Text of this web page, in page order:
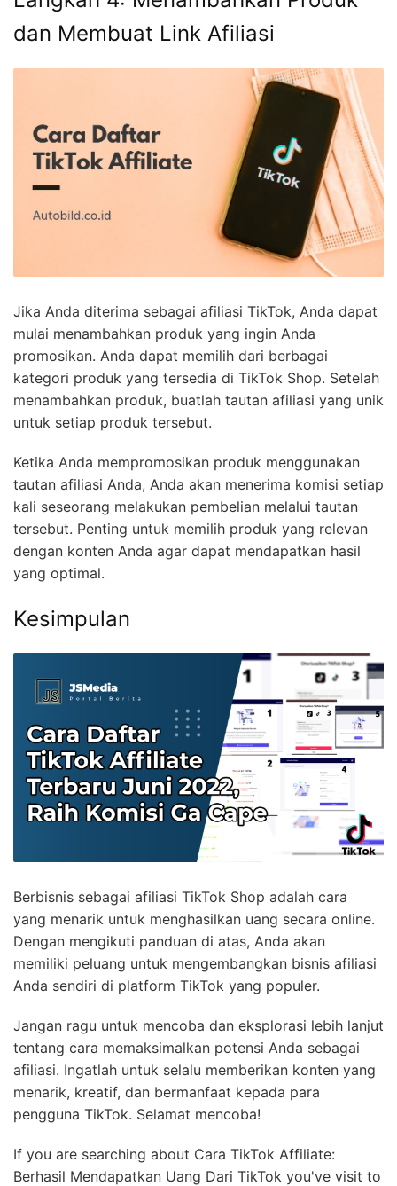
dan Membuat Link Afiliasi
Jika Anda diterima sebagai afiliasi TikTok, Anda dapat
mulai menambahkan produk yang ingin Anda
promosikan. Anda dapat memilih dari berbagai
kategori produk yang tersedia di TikTok Shop. Setelah
menambahkan produk, buatlah tautan afiliasi yang unik
untuk setiap produk tersebut.
Ketika Anda mempromosikan produk menggunakan
tautan afiliasi Anda, Anda akan menerima komisi setiap
kali seseorang melakukan pembelian melalui tautan
tersebut. Penting untuk memilih produk yang relevan
dengan konten Anda agar dapat mendapatkan hasil
yang optimal.
Kesimpulan
Berbisnis sebagai afiliasi TikTok Shop adalah cara
yang menarik untuk menghasilkan uang secara online.
Dengan mengikuti panduan di atas, Anda akan
memiliki peluang untuk mengembangkan bisnis afiliasi
Anda sendiri di platform TikTok yang populer.
Jangan ragu untuk mencoba dan eksplorasi lebih lanjut
tentang cara memaksimalkan potensi Anda sebagai
afiliasi. Ingatlah untuk selalu memberikan konten yang
menarik, kreatif, dan bermanfaat kepada para
pengguna TikTok. Selamat mencoba!
If you are searching about Cara TikTok Affiliate:
Berhasil Mendapatkan Uang Dari TikTok you've visit to